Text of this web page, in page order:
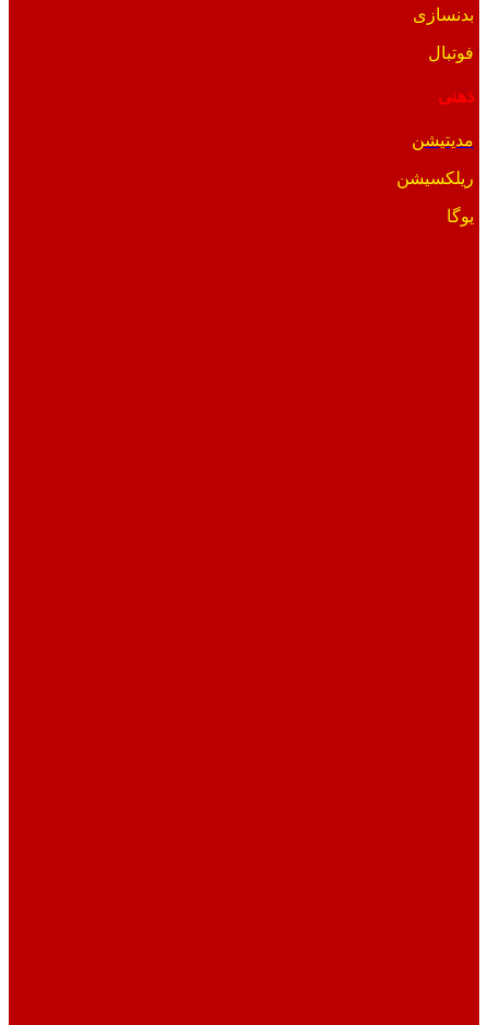
بدنسازی
فوتبال
ذهنی
مدیتیشن
ریلکسیشن
یوگا